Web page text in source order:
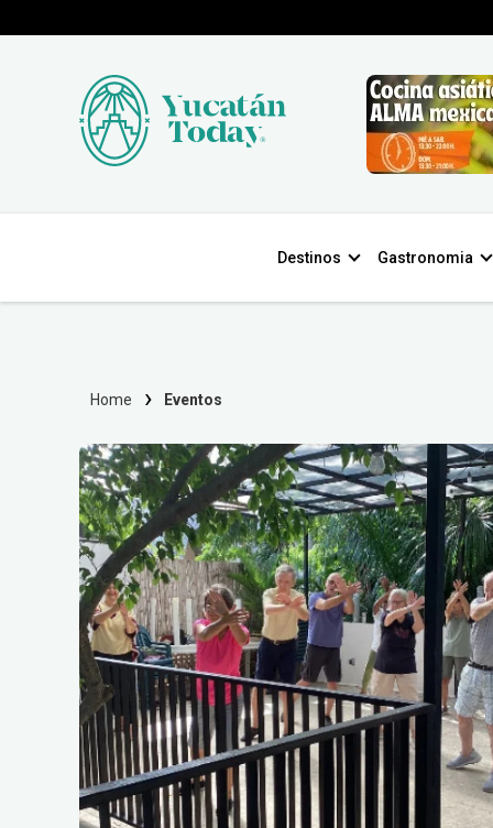
Destinos Gastronomia
Home Eventos